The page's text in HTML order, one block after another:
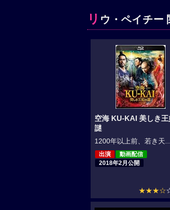
リ ウ・ペイチー
空海 KU-KAI 美しき王
謎
1200年以上前、若き天...
出演
動画配信
2018年2月公開
★★★☆